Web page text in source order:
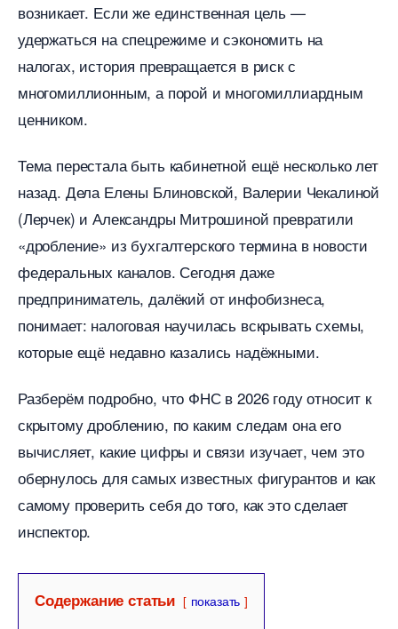
озникает. Если же единственная цель —
удержаться на спецрежиме и сэкономить на
налогах, история превращается в риск с
многомиллионным, а порой и многомиллиардным
ценником.
Тема перестала быть кабинетной ещё несколько лет
назад. Дела Елены Блиновской, Валерии Чекалиной
(Лерчек) и Александры Митрошиной превратили
«дробление» из бухгалтерского термина в новости
федеральных каналов. Сегодня даже
предприниматель, далёкий от инфобизнеса,
понимает: налоговая научилась вскрывать схемы,
которые ещё недавно казались надёжными.
Разберём подробно, что ФНС в 2026 году относит к
скрытому дроблению, по каким следам она его
ычисляет, какие цифры и связи изучает, чем это
обернулось для самых известных фигурантов и как
самому проверить себя до того, как это сделает
инспектор.
Содержание статьи показать